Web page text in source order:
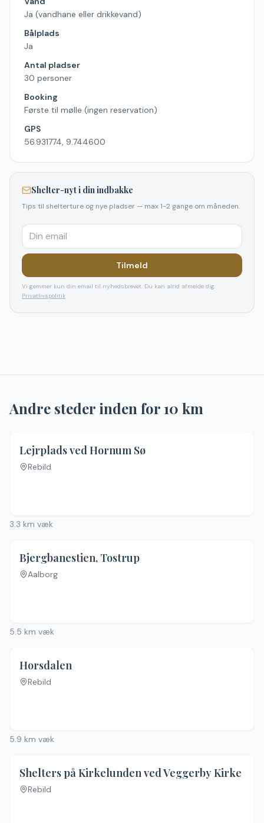
Ja (vandhane eller drikkevand)
Bålplads
Ja
Antal pladser
30 personer
Booking
Første til mølle (ingen reservation)
GPS
56.931774, 9.744600
Shelter-nyt i din indbakke
Tips til shelterture og nye pladser — max 1-2 gange om måneden.
Tilmeld
Vi gemmer kun din email til nyhedsbrevet. Du kan altid afmelde dig.
Privatlivspolitik
Andre steder inden for10 km
Lejrplads ved Hornum Sø
Rebild
3.3 km væk
Bjergbanestien, Tostrup
Aalborg
5.5 km væk
Horsdalen
Rebild
5.9 km væk
Shelters på Kirkelunden ved Veggerby Kirke
Rebild